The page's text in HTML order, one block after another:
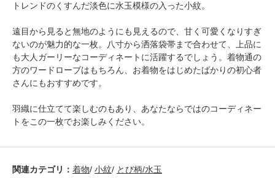
トレンドのくすんだ淡色に水玉模様の入った小紋。
遠目から見ると無地のようにも見えるので、甘く可愛くなりすぎ
ないのが魅力的な一枚。八寸から洒落袋帯まで合わせて、上品に
も大人ガーリーなコーディネートに活躍するでしょう。着物通の
方のワードローブはもちろん、お着物をはじめたばかりの初心者
さんにもおすすめです。
羽織に仕立てて楽しむのもあり、あなたならではのコーディネー
トをこの一枚でお楽しみください。
関連カテゴリ： 着物/ 小紋/ とび柄/水玉